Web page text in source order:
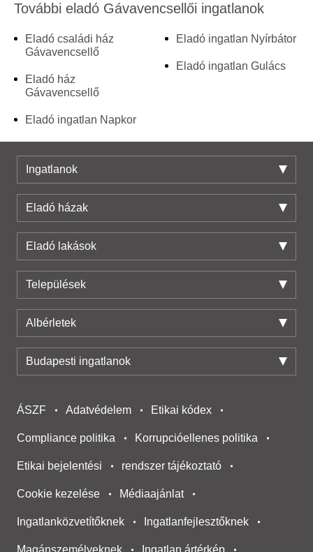
További eladó Gávavencsellői ingatlanok
Eladó családi ház
Gávavencsellő
Eladó ház
Gávavencsellő
Eladó ingatlan Napkor
Eladó ingatlan Nyírbátor
Eladó ingatlan Gulács
Ingatlanok
Eladó házak
Eladó lakások
Települések
Albérletek
Budapesti ingatlanok
ÁSZF Adatvédelem Etikai kódex
Compliance politika Korrupcióellenes politika
Etikai bejelentési rendszer tájékoztató
Cookie kezelése Médiaajánlat
Ingatlanközvetítőknek Ingatlanfejlesztőknek
Magánszemélyeknek Ingatlan ártérkép